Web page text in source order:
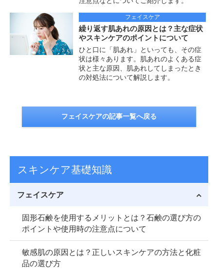
フェイスケア
繰り返す肌あれの原因とは？主な症状
やスキンケアのポイントについて
ひと口に「肌あれ」といっても、その症
状は様々あります。肌あれのよくある症
状と主な原因、肌あれしてしまったとき
の対処法について解説します。
フェイスケアの記事一覧へ戻る
スキンケア基礎知識
フェイスケア
固形石鹸を使用するメリットとは？石鹸の選び方の
ポイントや使用時の注意点について
敏感肌の原因とは？正しいスキンケアの方法と化粧
品の選び方